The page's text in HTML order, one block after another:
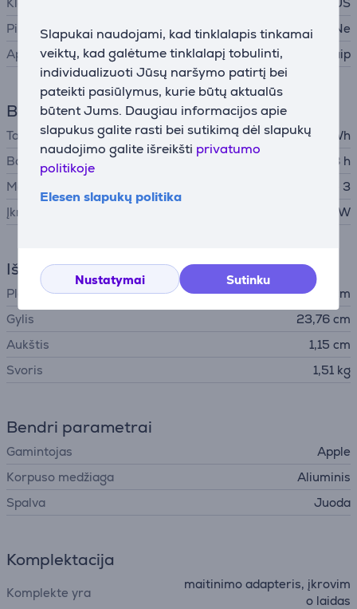
Slapukai naudojami, kad tinklalapis tinkamai
veiktų, kad galėtume tinklalapį tobulinti,
individualizuoti Jūsų naršymo patirtį bei
pateikti pasiūlymus, kurie būtų aktualūs
būtent Jums. Daugiau informacijos apie
slapukus galite rasti bei sutikimą dėl slapukų
naudojimo galite išreikšti privatumo
politikoje
Elesen slapukų politika
Nustatymai Sutinku
Pilno dydžio klaviatūra
Ne
Apšvietimas
Taip
Baterija
Talpa
66,5 Wh
Baterijos veikimo laikas
18 h
Maitinimo adapterio jungtis
Apple MagSafe 3
Įkroviklio išėjimo įtampa
35 W
Išmatavimai
Plotis
34,04 cm
Gylis
23,76 cm
Aukštis
1,15 cm
Svoris
1,51 kg
Bendri parametrai
Gamintojas
Apple
Korpuso medžiaga
Aliuminis
Spalva
Juoda
Komplektacija
Komplekte yra
maitinimo adapteris, įkrovim
o laidas